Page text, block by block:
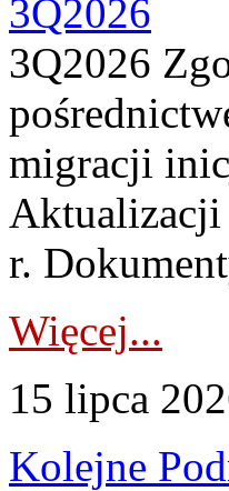
3Q2026
3Q2026
migracji
Aktualizacji
r.
Więcej...
15 lipca
Kolejne